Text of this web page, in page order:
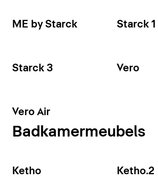
ME by Starck Starck 1
Starck 3 Vero
Vero Air
Badkamermeubels
Ketho Ketho.2